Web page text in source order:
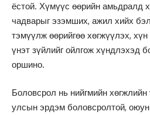
ёстой. Хүмүүс өөрийн амьдралд
чадварыг эзэмших, ажил хийх
тэмүүлж өөрийгөө хөгжүүлэх,
үнэт зүйлийг ойлгож хүндлэхэд
оршино.
Боловсрол нь нийгмийн
улсын эрдэм боловсролтой,